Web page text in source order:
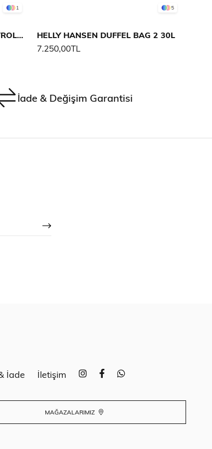
1
HELLY HANSEN SPORT EXP. TROLLEY 100L
5
HELLY HANSEN DUFFEL BAG 2 30L
7.250,00TL
İade & Değişim Garantisi
İade İletişim
MAĞAZALARIMIZ